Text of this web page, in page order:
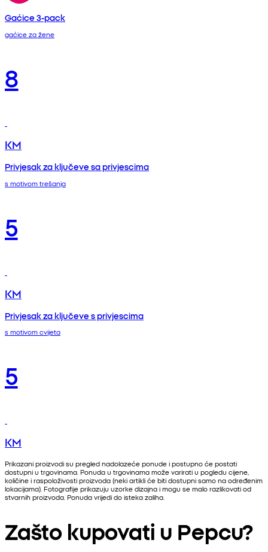
Gaćice 3-pack
gaćice za žene
8
KM
Privjesak za ključeve sa privjescima
s motivom trešanja
5
KM
Privjesak za ključeve s privjescima
s motivom cvijeta
5
KM
Prikazani proizvodi su pregled nadolazeće ponude i postupno će postati
dostupni u trgovinama. Ponuda u trgovinama može varirati u pogledu cijene,
količine i raspoloživosti proizvoda (neki artikli će biti dostupni samo na određenim
lokacijama). Fotografije prikazuju uzorke dizajna i mogu se malo razlikovati od
stvarnih proizvoda. Ponuda vrijedi do isteka zaliha.
Zašto kupovati u Pepcu?